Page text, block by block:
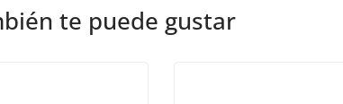
te puede gustar